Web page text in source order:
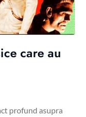
care au
profund asupra